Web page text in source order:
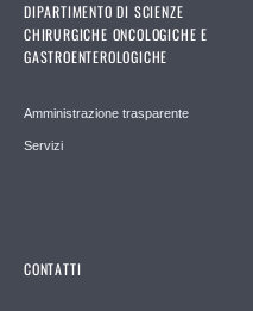
DIPARTIMENTO DI SCIENZE
CHIRURGICHE ONCOLOGICHE E
GASTROENTEROLOGICHE
Amministrazione trasparente
Servizi
CONTATTI